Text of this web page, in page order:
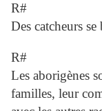
R#
Des catcheurs
R#
Les aborigènes
familles, leur